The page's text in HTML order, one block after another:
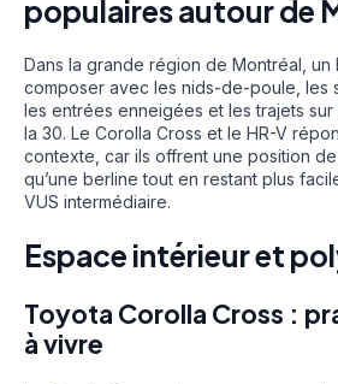
populaires autour de
Dans la grande région de Montréal, un
composer avec les nids-de-poule, les
les entrées enneigées et les trajets sur
la 30. Le Corolla Cross et le HR-V
contexte, car ils offrent une position
qu’une berline tout en restant plus
VUS intermédiaire.
Espace intérieur et
Toyota Corolla Cross :
à vivre